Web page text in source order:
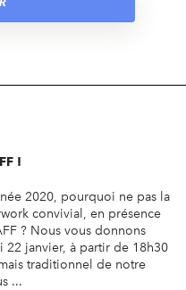
!
2020, pourquoi ne pas la
convivial, en présence
? Nous vous donnons
22 janvier, à partir de 18h30
traditionnel de notre
...